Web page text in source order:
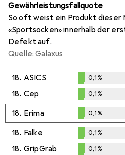
Gewährleistungsfallquote
So oft weist ein Produkt dieser
«Sportsocken» innerhalb der
Defekt auf.
Quelle: Galaxus
18. ASICS
%
0,1%
18. Cep
0,1%
0,1%
18. Erima
0,1%
0,1%
18. Falke
%
0,1%
18. GripGrab 0,1%